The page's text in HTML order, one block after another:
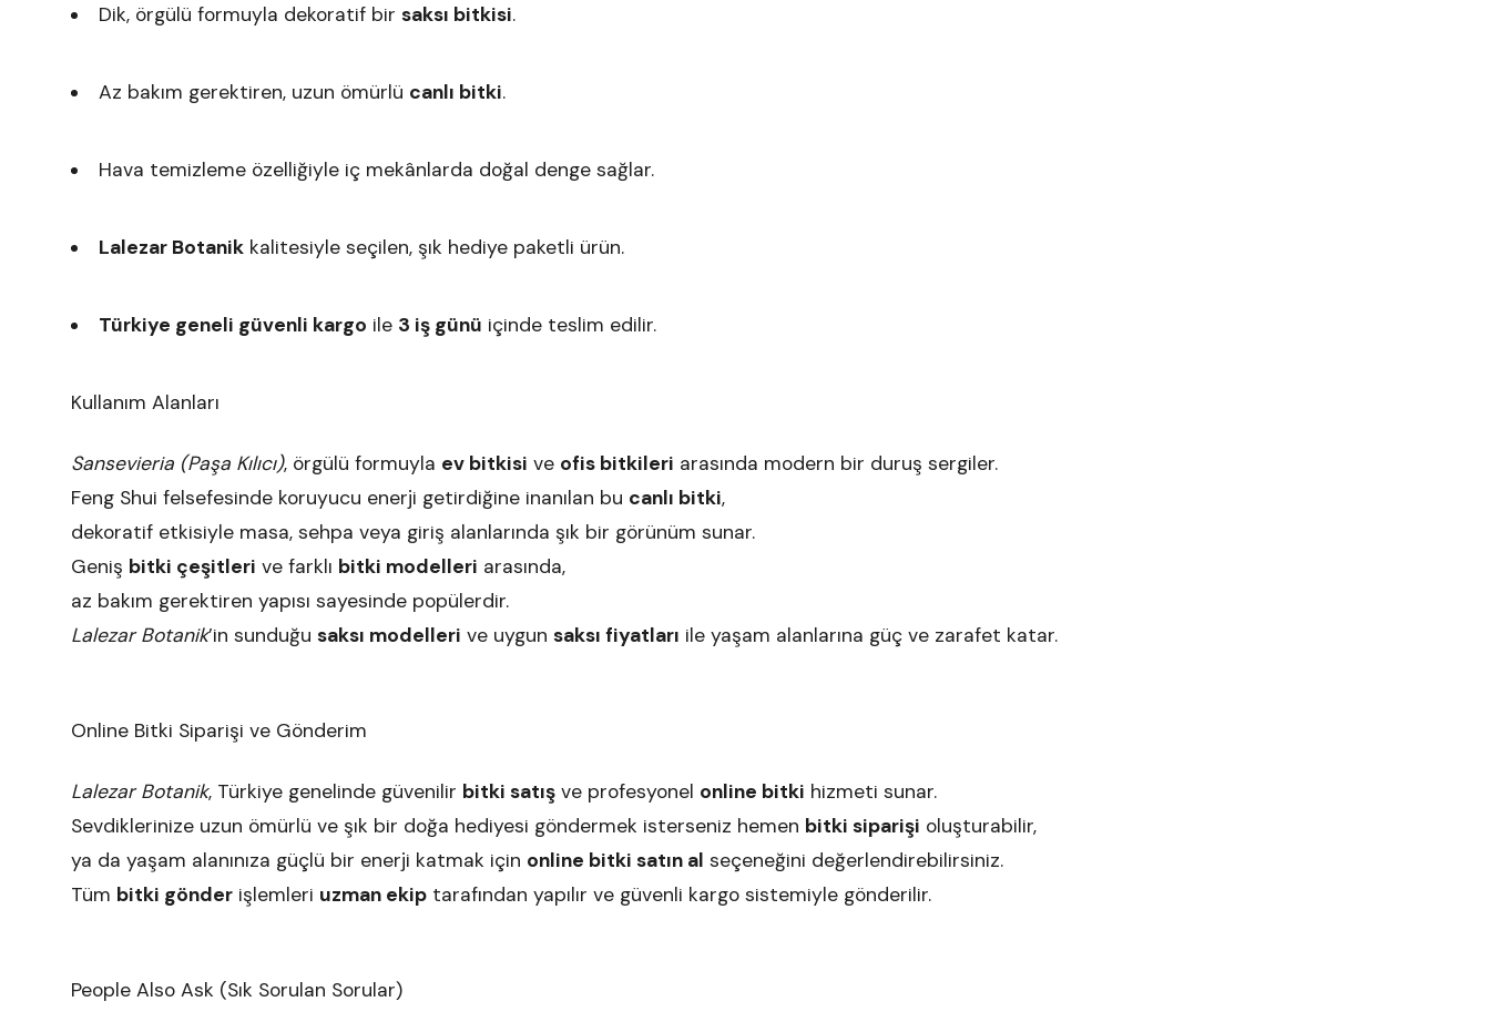
Dik, örgülü formuyla dekoratif bir saksı bitkisi.
Az bakım gerektiren, uzun ömürlü canlı bitki.
Hava temizleme özelliğiyle iç mekânlarda doğal denge sağlar.
Lalezar Botanikkalitesiyle seçilen, şık hediye paketli ürün.
Türkiye geneli güvenli kargo ile 3 iş günü içinde teslim edilir.
Kullanım Alanları
Sansevieria (Paşa Kılıcı), örgülü formuyla ev bitkisi ve ofis bitkileri arasında modern bir duruş sergiler.
Feng Shui felsefesinde koruyucu enerji getirdiğine inanılan bu canlı bitki,
dekoratif etkisiyle masa, sehpa veya giriş alanlarında şık bir görünüm sunar.
Geniş bitki çeşitleri ve farklı bitki modelleri arasında,
az bakım gerektiren yapısı sayesinde popülerdir.
Lalezar Botanik’in sunduğu saksı modelleri ve uygun saksı fiyatları ile yaşam alanlarına güç ve zarafet katar.
Online Bitki Siparişi ve Gönderim
Lalezar Botanik, Türkiye genelinde güvenilir bitki satış ve profesyonel online bitki hizmeti sunar.
Sevdiklerinize uzun ömürlü ve şık bir doğa hediyesi göndermek isterseniz hemen bitki siparişi oluşturabilir,
ya da yaşam alanınıza güçlü bir enerji katmak için online bitki satın al seçeneğini değerlendirebilirsiniz.
Tüm bitki gönder işlemleri uzman ekip tarafından yapılır ve güvenli kargo sistemiyle gönderilir.
People Also Ask (Sık Sorulan Sorular)